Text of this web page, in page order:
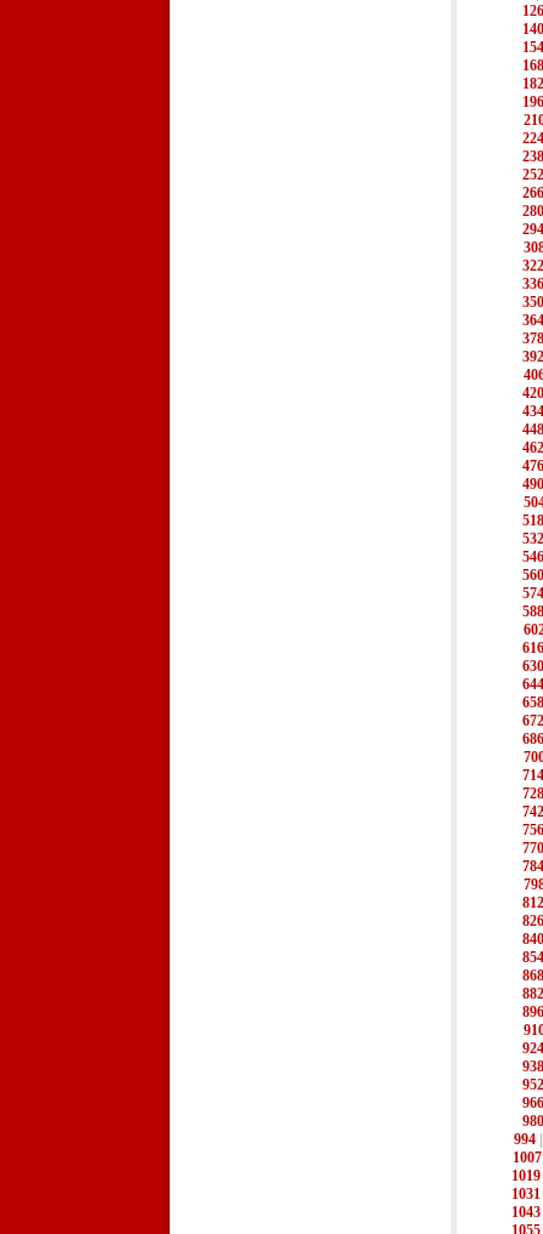
126
140
154
168
182
196
224
238
252
266
280
294
322
336
350
364
378
392
420
434
448
462
476
490
518
532
546
560
574
588
616
630
644
658
672
686
714
728
742
756
770
784
812
826
840
854
868
882
896
924
938
952
966
980
994
1007
1019
1031
1043
1055